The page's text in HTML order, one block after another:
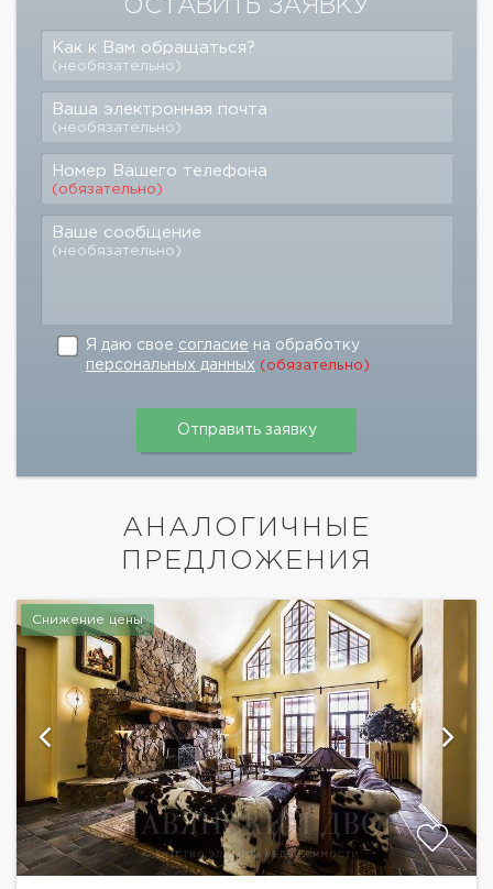
ОСТАВИТЬ ЗАЯВКУ
Как к Вам обращаться?
(необязательно)
Ваша электронная почта
(необязательно)
Номер Вашего телефона
(обязательно)
Ваше сообщение
(необязательно)
Я даю свое согласие на обработку
персональных данных (обязательно)
АНАЛОГИЧНЫЕ
ПРЕДЛОЖЕНИЯ
Снижение цены